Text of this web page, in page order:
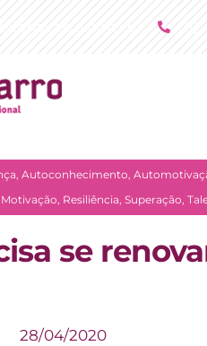
, Autoconhecimento,
Motivação, Resiliência, Superação,
se
28/04/2020